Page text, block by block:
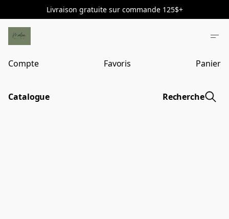
Livraison gratuite sur commande 125$+
Compte Favoris Panier
Catalogue Recherche